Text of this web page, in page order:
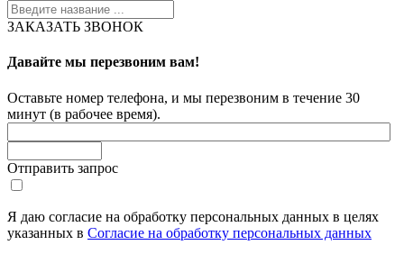
ЗАКАЗАТЬ ЗВОНОК
Давайте мы перезвоним вам!
Оставьте номер телефона, и мы перезвоним в течение 30
минут (в рабочее время).
Отправить запрос
Я даю согласие на обработку персональных данных в целях
указанных в Согласие на обработку персональных данных